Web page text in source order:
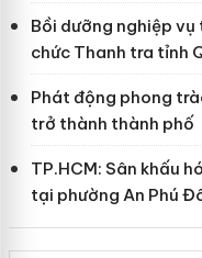
Bồi dưỡng nghiệp
chức Thanh tra tỉnh
Phát động phong
trở thành thành phố
TP.HCM: Sân khấu
tại phường An Phú